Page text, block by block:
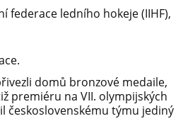
ledního hokeje (IIHF),
domů bronzové medaile,
premiéru na VII. olympijských
československému týmu jediný